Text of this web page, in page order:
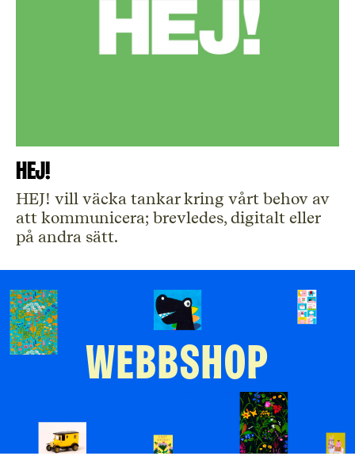
HEJ!
HEJ! vill väcka tankar kring vårt behov av
att kommunicera; brevledes, digitalt eller
på andra sätt.